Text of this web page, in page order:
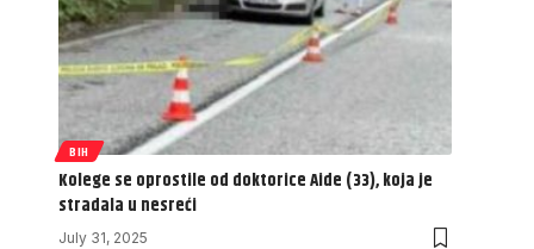
BIH
Kolege se oprostile od doktorice Aide (33), koja je
stradala u nesreći
July 31, 2025